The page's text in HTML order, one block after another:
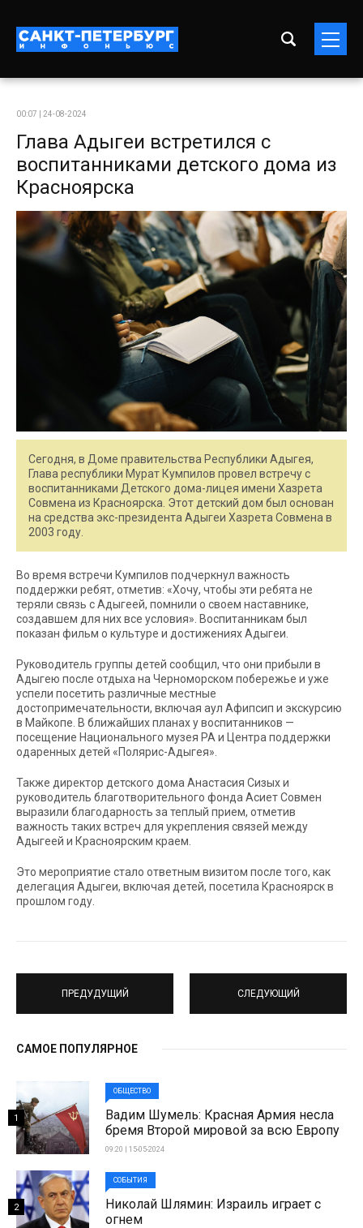
00:07 | 24-08-2024
Глава Адыгеи встретился с
воспитанниками детского дома из
Красноярска
Сегодня, в Доме правительства Республики Адыгея,
Глава республики Мурат Кумпилов провел встречу с
воспитанниками Детского дома-лицея имени Хазрета
Совмена из Красноярска. Этот детский дом был основан
на средства экс-президента Адыгеи Хазрета Совмена в
2003 году.
Во время встречи Кумпилов подчеркнул важность
поддержки ребят, отметив: «Хочу, чтобы эти ребята не
теряли связь с Адыгеей, помнили о своем наставнике,
создавшем для них все условия». Воспитанникам был
показан фильм о культуре и достижениях Адыгеи.
Руководитель группы детей сообщил, что они прибыли в
Адыгею после отдыха на Черноморском побережье и уже
успели посетить различные местные
достопримечательности, включая аул Афипсип и экскурсию
в Майкопе. В ближайших планах у воспитанников —
посещение Национального музея РА и Центра поддержки
одаренных детей «Полярис-Адыгея».
Также директор детского дома Анастасия Сизых и
руководитель благотворительного фонда Асиет Совмен
выразили благодарность за теплый прием, отметив
важность таких встреч для укрепления связей между
Адыгеей и Красноярским краем.
Это мероприятие стало ответным визитом после того, как
делегация Адыгеи, включая детей, посетила Красноярск в
прошлом году.
ПРЕДУДУЩИЙ СЛЕДУЮЩИЙ
САМОЕ ПОПУЛЯРНОЕ
ОБЩЕСТВО
Вадим Шумель: Красная Армия несла
бремя Второй мировой за всю Европу
09:20 | 15-05-2024
1
СОБЫТИЯ
Николай Шлямин: Израиль играет с
огнем
2